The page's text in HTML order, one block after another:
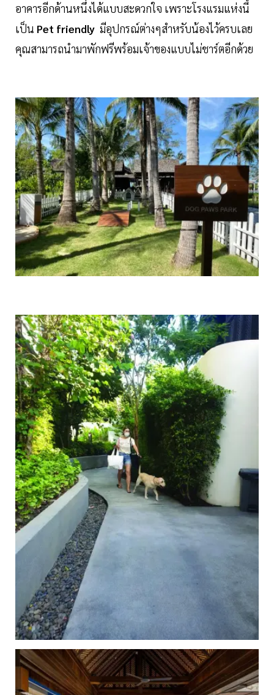
อาคารอีกด้านหนึ่งได้แบบสะดวกใจ เพราะโรงแรมแห่งนี้
เป็น Pet friendly มีอุปกรณ์ต่างๆสำหรับน้องไว้ครบเลย
คุณสามารถนำมาพักฟรีพร้อมเจ้าของแบบไม่ชาร์ตอีกด้วย